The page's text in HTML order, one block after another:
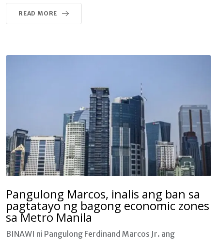
READ MORE
Pangulong Marcos, inalis ang ban sa
pagtatayo ng bagong economic zones
sa Metro Manila
BINAWI ni Pangulong Ferdinand Marcos Jr. ang